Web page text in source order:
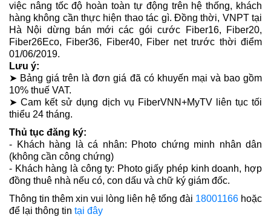
việc nâng tốc độ hoàn toàn tự động trên hệ thống, khách
hàng không cần thực hiện thao tác gì. Đồng thời, VNPT tại
Hà Nội dừng bán mới các gói cước Fiber16, Fiber20,
Fiber26Eco, Fiber36, Fiber40, Fiber net trước thời điểm
01/06/2019.
Lưu ý:
➤ Bảng giá trên là đơn giá đã có khuyến mại và bao gồm
10% thuế VAT.
➤ Cam kết sử dụng dịch vụ FiberVNN+MyTV liên tục tối
thiểu 24 tháng.
Thủ tục đăng ký:
- Khách hàng là cá nhân: Photo chứng minh nhân dân
(không cần công chứng)
- Khách hàng là công ty: Photo giấy phép kinh doanh, hợp
đồng thuê nhà nếu có, con dấu và chữ ký giám đốc.
Thông tin thêm xin vui lòng liên hệ tổng đài 18001166 hoặc
để lại thông tin tại đây